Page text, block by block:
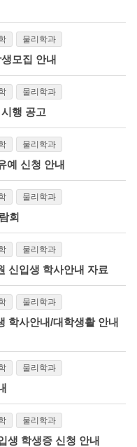
물리학과
모집 안내
물리학과
행 공고
물리학과
예 신청 안내
물리학과
회
물리학과
신입생 학사안내 자료
물리학과
학사안내/대학생활 안내
물리학과
물리학과
2026학년도 1학기 대학(원) 신(편)입생 학생증 신청 안내